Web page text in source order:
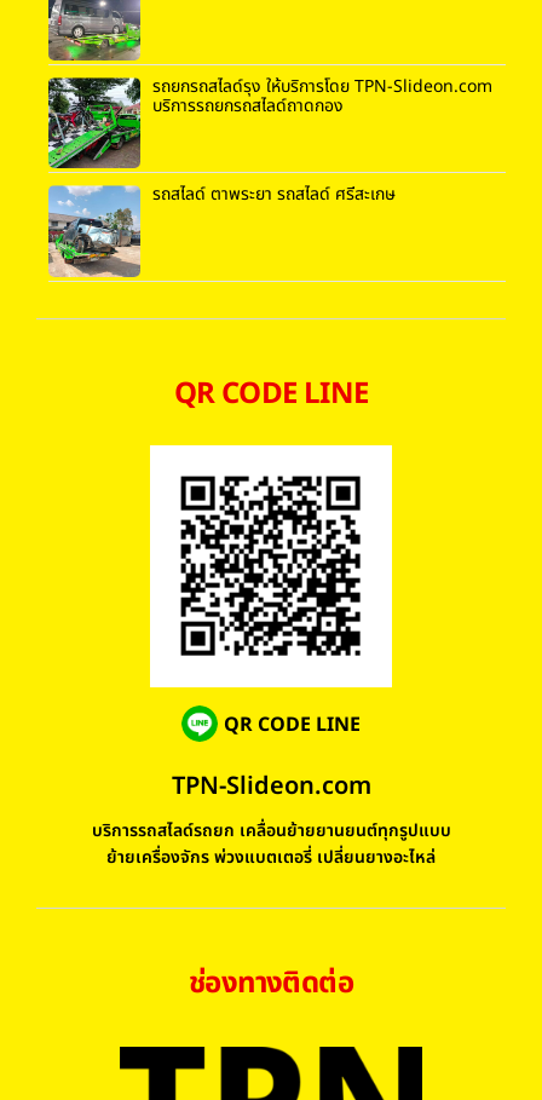
รถยกรถสไลด์รุง ให้บริการโดย TPN-Slideon.com
บริการรถยกรถสไลด์ถาดกอง
รถสไลด์ ตาพระยา รถสไลด์ ศรีสะเกษ
QR CODE LINE
QR CODE LINE
TPN-Slideon.com
บริการรถสไลด์รถยก เคลื่อนย้ายยานยนต์ทุกรูปแบบ
ย้ายเครื่องจักร พ่วงแบตเตอรี่ เปลี่ยนยางอะไหล่
ช่องทางติดต่อ